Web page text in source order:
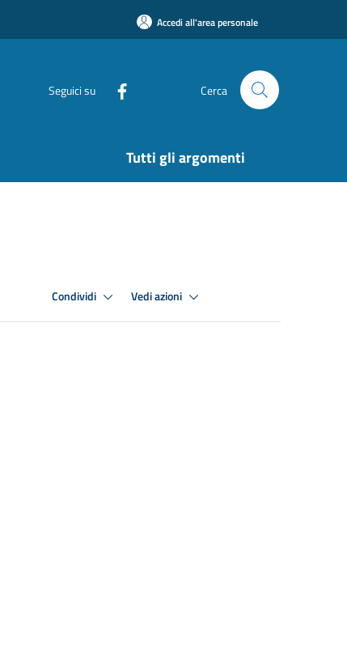
Accedi all'area personale
Seguici su Cerca
Tutti gli argomenti
Condividi Vedi azioni